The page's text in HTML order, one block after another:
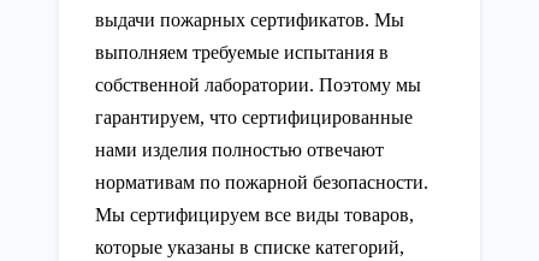
выдачи пожарных сертификатов. Мы
выполняем требуемые испытания в
собственной лаборатории. Поэтому мы
гарантируем, что сертифицированные
нами изделия полностью отвечают
нормативам по пожарной безопасности.
Мы сертифицируем все виды товаров,
которые указаны в списке категорий,